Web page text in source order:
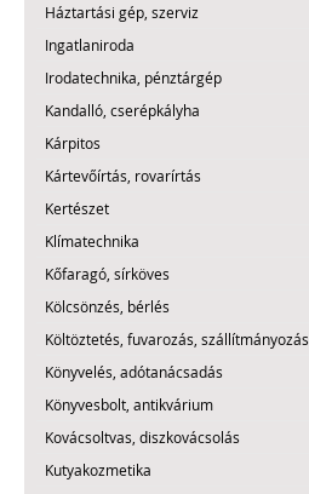
Háztartási gép, szerviz
Ingatlaniroda
Irodatechnika, pénztárgép
Kandalló, cserépkályha
Kárpitos
Kártevőírtás, rovarírtás
Kertészet
Klímatechnika
Kőfaragó, sírköves
Kölcsönzés, bérlés
Költöztetés, fuvarozás, szállítmányozás
Könyvelés, adótanácsadás
Könyvesbolt, antikvárium
Kovácsoltvas, diszkovácsolás
Kutyakozmetika